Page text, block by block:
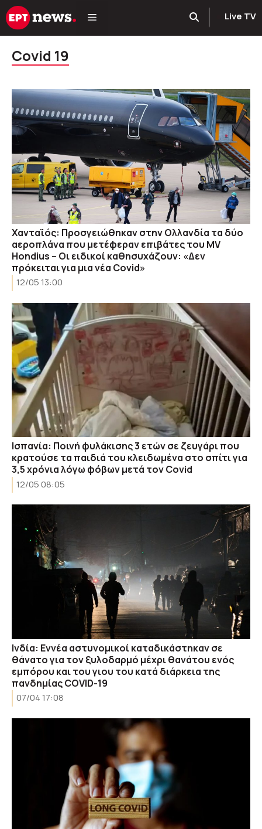
Μετάβαση
σε
Live TV
Covid 19
Χανταϊός: Προσγειώθηκαν στην Ολλανδία τα δύο
αεροπλάνα που μετέφεραν επιβάτες του MV
Hondius – Οι ειδικοί καθησυχάζουν: «Δεν
πρόκειται για μια νέα Covid»
12/05 13:00
Ισπανία: Ποινή φυλάκισης 3 ετών σε ζευγάρι που
κρατούσε τα παιδιά του κλειδωμένα στο σπίτι για
3,5 χρόνια λόγω φόβων μετά τον Covid
12/05 08:05
Ινδία: Εννέα αστυνομικοί καταδικάστηκαν σε
θάνατο για τον ξυλοδαρμό μέχρι θανάτου ενός
εμπόρου και του γιου του κατά διάρκεια της
πανδημίας COVID-19
07/04 17:08